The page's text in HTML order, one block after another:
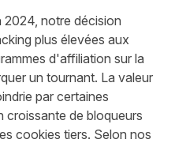
2024, notre décision
plus élevées aux
d'affiliation sur la
un tournant. La valeur
par certaines
croissante de bloqueurs
cookies tiers. Selon nos